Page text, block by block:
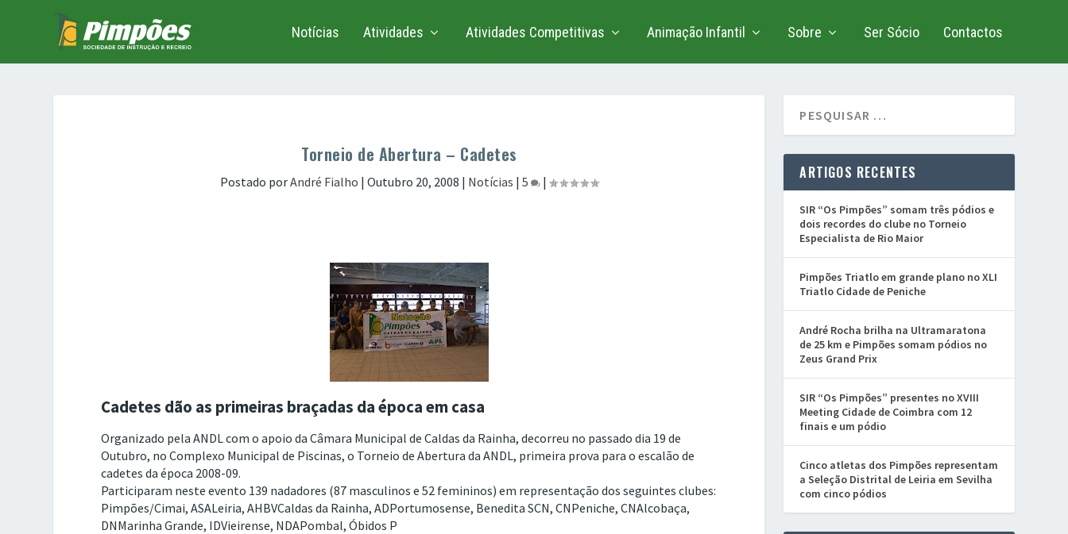
Notícias Atividades Atividades Competitivas Animação Infantil Sobre Ser Sócio Contactos
Torneio de Abertura – Cadetes
Postado porAndré Fialho | Outubro 20, 2008 | Notícias | 5 |
Cadetes dão as primeiras braçadas da época em casa
Organizado pela ANDL com o apoio da Câmara Municipal de Caldas da Rainha, decorreu no passado dia 19 de
Outubro, no Complexo Municipal de Piscinas, o Torneio de Abertura da ANDL, primeira prova para o escalão de
cadetes da época 2008-09.
Participaram neste evento 139 nadadores (87 masculinos e 52 femininos) em representação dos seguintes clubes:
Pimpões/Cimai, ASALeiria, AHBVCaldas da Rainha, ADPortumosense, Benedita SCN, CNPeniche, CNAlcobaça,
DNMarinha Grande, IDVieirense, NDAPombal, Óbidos P
ARTIGOS RECENTES
SIR “Os Pimpões” somam três pódios e
dois recordes do clube no Torneio
Especialista de Rio Maior
Pimpões Triatlo em grande plano no XLI
Triatlo Cidade de Peniche
André Rocha brilha na Ultramaratona
de 25 km e Pimpões somam pódios no
Zeus Grand Prix
SIR “Os Pimpões” presentes no XVIII
Meeting Cidade de Coimbra com 12
finais e um pódio
Cinco atletas dos Pimpões representam
a Seleção Distrital de Leiria em Sevilha
com cinco pódios